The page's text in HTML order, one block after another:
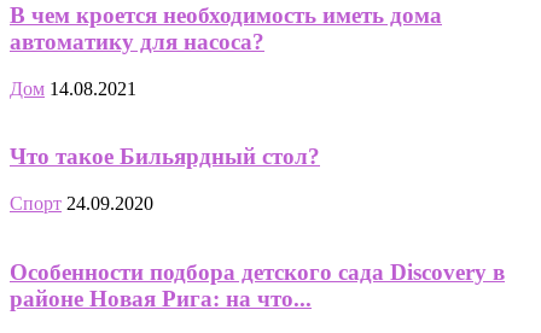
В чем кроется необходимость иметь дома
автоматику для насоса?
Дом 14.08.2021
Что такое Бильярдный стол?
Спорт 24.09.2020
Особенности подбора детского сада Discovery в
районе Новая Рига: на что...